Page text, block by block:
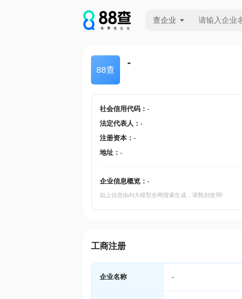
查企业
88查
-
社会信用代码： -
法定代表人 ： -
注册资本： -
地址： -
企业信息概览： -
如上信息由AI大模型全网搜索生成，请甄别使用!
工商注册
企业名称 -